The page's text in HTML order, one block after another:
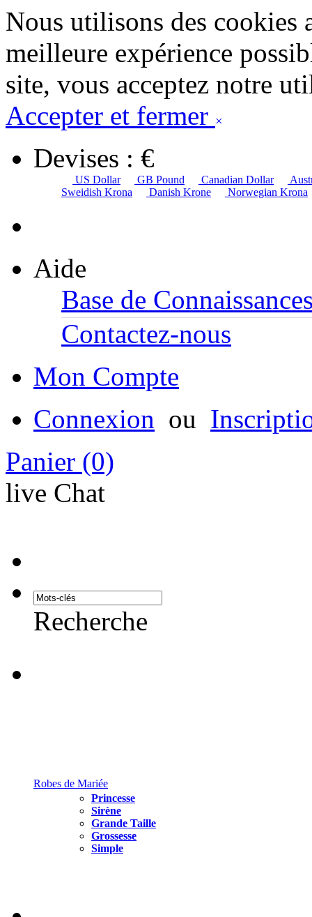
Nous utilisons des cookies
meilleure expérience
site, vous acceptez notre
Accepter et fermer ×
Devises : €
US Dollar GB Pound Canadian Dollar
Sweidish Krona
Danish Krone Norwegian Krona
Aide
Base de
Contactez-nous
Mon Compte
Connexion ou
Panier (0)
live Chat
Recherche
Robes de Mariée
Princesse
Sirène
Grande Taille
Grossesse
Simple